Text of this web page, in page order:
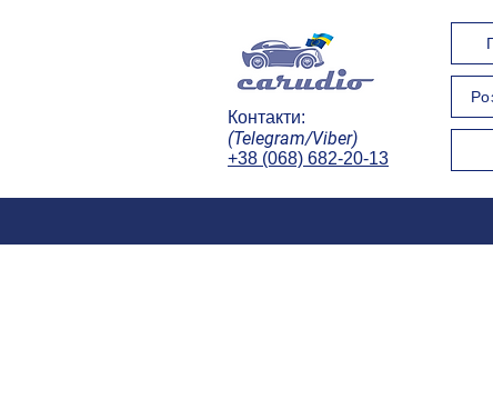
Контакти:
(Telegram/Viber)
+38 (068) 682-20-13